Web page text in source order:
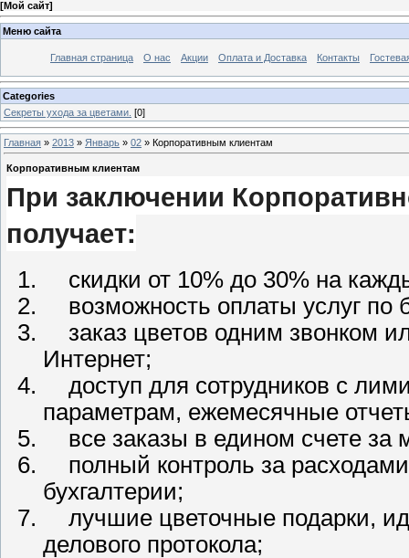
[Мой сайт]
Меню сайта
Главная страница О нас Акции Оплата и Доставка Контакты
Categories
Секреты ухода за цветами. [0]
Главная » 2013 » Январь » 02 » Корпоративным клиентам
Корпоративным клиентам
При заключении
получает:
скидки от 10% до 30% на
возможность оплаты услуг по
заказ цветов одним звонком
Интернет;
доступ для сотрудников с
параметрам, ежемесячные
все заказы в едином счете за
полный контроль за
бухгалтерии;
лучшие цветочные подарки,
делового протокола;